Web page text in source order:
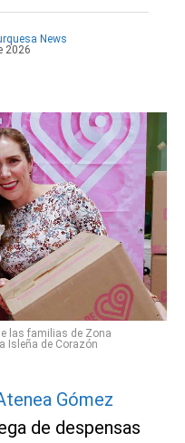
News
2026
las familias de Zona
Isleña de Corazón
Gómez
de despensas